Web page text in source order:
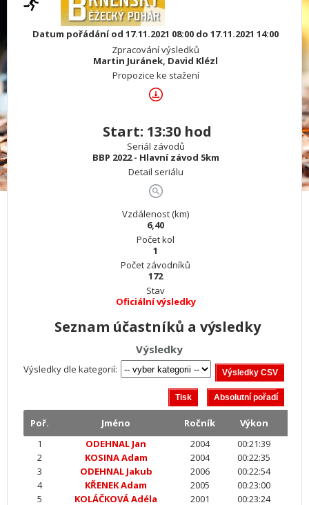
Datum pořádání od 17.11.2021 08:00 do 17.11.2021 14:00
Zpracování výsledků
Martin Juránek, David Klézl
Propozice ke stažení
Start: 13:30 hod
Seriál závodů
BBP 2022 - Hlavní závod 5km
Detail seriálu
Vzdálenost (km)
6,40
Počet kol
1
Počet závodníků
172
Stav
Oficiální výsledky
Seznam účastníků a výsledky
Výsledky
Výsledky dle kategorií:
Poř. Jméno Ročník
Výkon
1
ODEHNAL Jan 2004
00:21:39
2
KOSINA Adam 2004
00:22:35
3
ODEHNAL Jakub 2006
00:22:54
4
KŘENEK Adam 2005
00:23:00
5
KOLÁČKOVÁ Adéla 2001
00:23:24